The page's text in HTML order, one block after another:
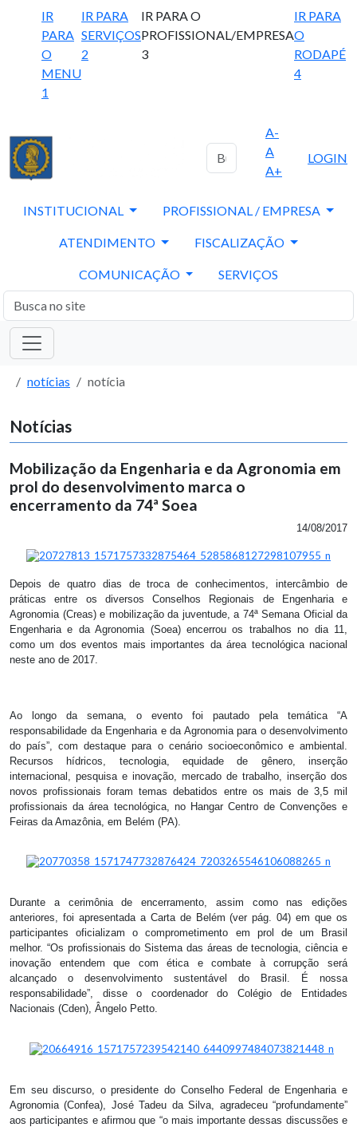
IR
PARA
O
MENU
1
IR PARA
SERVIÇOS
2
IR PARA O
PROFISSIONAL/EMPRESA
3
IR PARA
O
RODAPÉ
4
A-
A
A+
LOGIN
INSTITUCIONAL PROFISSIONAL / EMPRESA
ATENDIMENTO FISCALIZAÇÃO
COMUNICAÇÃO SERVIÇOS
notícias notícia
Notícias
Mobilização da Engenharia e da Agronomia em
prol do desenvolvimento marca o
encerramento da 74ª Soea
14/08/2017
Depois de quatro dias de troca de conhecimentos, intercâmbio de
práticas entre os diversos Conselhos Regionais de Engenharia e
Agronomia (Creas) e mobilização da juventude, a 74ª Semana Oficial da
Engenharia e da Agronomia (Soea) encerrou os trabalhos no dia 11,
como um dos eventos mais importantes da área tecnológica nacional
neste ano de 2017.
Ao longo da semana, o evento foi pautado pela temática “A
responsabilidade da Engenharia e da Agronomia para o desenvolvimento
do país”, com destaque para o cenário socioeconômico e ambiental.
Recursos hídricos, tecnologia, equidade de gênero, inserção
internacional, pesquisa e inovação, mercado de trabalho, inserção dos
novos profissionais foram temas debatidos entre os mais de 3,5 mil
profissionais da área tecnológica, no Hangar Centro de Convenções e
Feiras da Amazônia, em Belém (PA).
Durante a cerimônia de encerramento, assim como nas edições
anteriores, foi apresentada a Carta de Belém (ver pág. 04) em que os
participantes oficializam o comprometimento em prol de um Brasil
melhor. “Os profissionais do Sistema das áreas de tecnologia, ciência e
inovação entendem que com ética e combate à corrupção será
alcançado o desenvolvimento sustentável do Brasil. É nossa
responsabilidade”, disse o coordenador do Colégio de Entidades
Nacionais (Cden), Ângelo Petto.
Em seu discurso, o presidente do Conselho Federal de Engenharia e
Agronomia (Confea), José Tadeu da Silva, agradeceu “profundamente”
aos participantes e afirmou que “o mais importante dessas discussões e